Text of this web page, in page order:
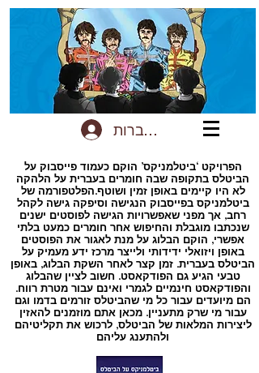
להתחברות
הפרויקט ‘ביטלמניקס’ הוקם כעמוד פייסבוק על
הביטלס בתקופה שבה חומרים בעברית על הלהקה
לא היו קיימים באופן זמין ושוטף.הפלטפורמה של
ביטלמניקס בפייסבוק הנגישה וסיפקה גישה לקהל
רחב, אך מפני שאפשרויות הגישה לפוסטים ישנים
שנכתבו מוגבלת והחיפוש אחר חומרים כמעט בלתי
אפשרי, הוקם הבלוג על מנת לאגור את הפוסטים
באופן ויזואלי ידידותי ולייצר מרכז ידע מעמיק על
הביטלס בעברית. זמן קצר לאחר השקת הבלוג, באופן
טבעי הגיע גם הפודקאסט. חשוב לציין שהבלוג
והפודקאסט חינמיים לגמרי ואינם עבור מטרת רווח.
הם מיועדים עבור כל מי שהביטלס זורמים בדמו וגם
עבור מי שרק מתעניין. מכאן אתם מוזמנים להאזין
ליצירות המלאות של הביטלס, לרכוש את תקליטיהם
ולהתענג עליהם